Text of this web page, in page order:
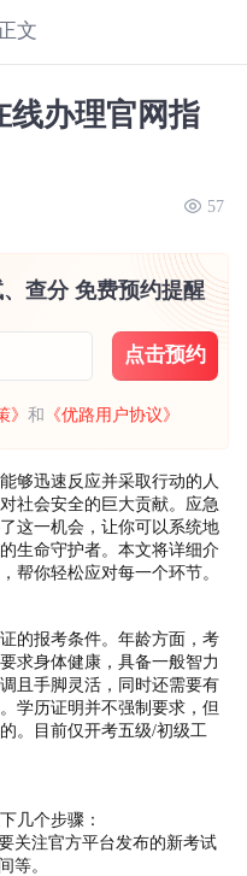
文
线办理官网指
57
查分 免费预约提醒
点击预约
》和 《优路用户协议》
够迅速反应并采取行动的人
社会安全的巨大贡献。应急
这一机会，让你可以系统地
生命守护者。本文将详细介
帮你轻松应对每一个环节。
的报考条件。年龄方面，考
求身体健康，具备一般智力
且手脚灵活，同时还需要有
学历证明并不强制要求，但
。目前仅开考五级/初级工
几个步骤：
关注官方平台发布的新考试
等。